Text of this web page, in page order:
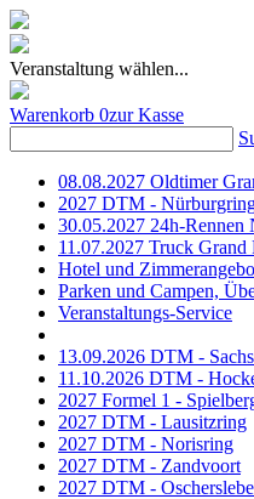
Veranstaltung wählen...
Warenkorb 0zur Kasse
08.08.2027 Oldtimer
2027 DTM -
30.05.2027 24h-Rennen
11.07.2027 Truck
Hotel und
Parken und Campen,
Veranstaltungs-Service
13.09.2026 DTM -
11.10.2026 DTM -
2027 Formel 1 -
2027 DTM - Lausitzring
2027 DTM - Norisring
2027 DTM - Zandvoort
2027 DTM -